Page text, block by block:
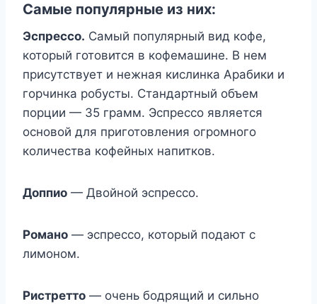
Самые популярные из них:
Эспрессо. Самый популярный вид кофе,
который готовится в кофемашине. В нем
присутствует и нежная кислинка Арабики и
горчинка робусты. Стандартный объем
порции — 35 грамм. Эспрессо является
основой для приготовления огромного
количества кофейных напитков.
Доппио — Двойной эспрессо.
Романо — эспрессо, который подают с
лимоном.
Ристретто — очень бодрящий и сильно